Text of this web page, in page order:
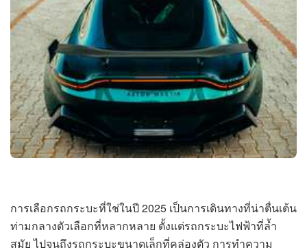
การเลือกรถกระบะที่ใช่ในปี 2025 เป็นการเดินทางที่น่าตื่นเต้น
ท่ามกลางตัวเลือกที่หลากหลาย ตั้งแต่รถกระบะไฟฟ้าที่ล้ำ
สมัย ไปจนถึงรถกระบะขนาดเล็กที่คล่องตัว การทำความ